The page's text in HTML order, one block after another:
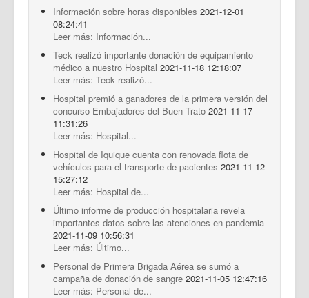
Información sobre horas disponibles 2021-12-01
08:24:41
Leer más: Información...
Teck realizó importante donación de equipamiento
médico a nuestro Hospital 2021-11-18 12:18:07
Leer más: Teck realizó...
Hospital premió a ganadores de la primera versión del
concurso Embajadores del Buen Trato 2021-11-17
11:31:26
Leer más: Hospital...
Hospital de Iquique cuenta con renovada flota de
vehículos para el transporte de pacientes 2021-11-12
15:27:12
Leer más: Hospital de...
Último informe de producción hospitalaria revela
importantes datos sobre las atenciones en pandemia
2021-11-09 10:56:31
Leer más: Último...
Personal de Primera Brigada Aérea se sumó a
campaña de donación de sangre 2021-11-05 12:47:16
Leer más: Personal de...